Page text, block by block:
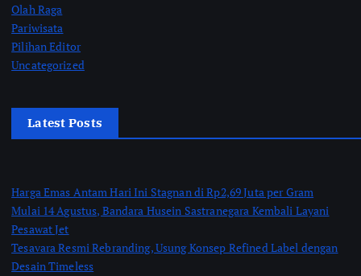
Olah Raga
Pariwisata
Pilihan Editor
Uncategorized
Latest Posts
Harga Emas Antam Hari Ini Stagnan di Rp2,69 Juta per Gram
Mulai 14 Agustus, Bandara Husein Sastranegara Kembali Layani
Pesawat Jet
Tesavara Resmi Rebranding, Usung Konsep Refined Label dengan
Desain Timeless